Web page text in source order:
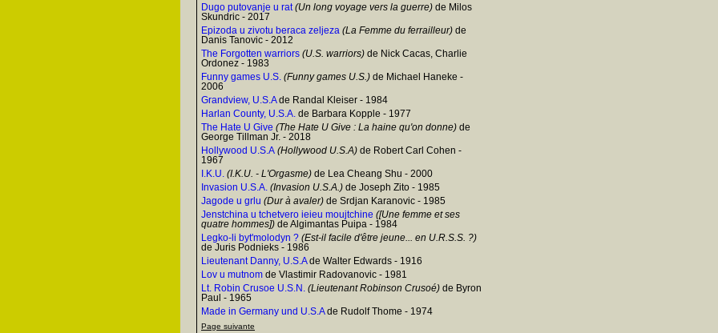
Dugo putovanje u rat(Un long voyage vers la guerre) de Milos
Skundric - 2017
Epizoda u zivotu beraca zeljeza (La Femme du ferrailleur) de
Danis Tanovic - 2012
The Forgotten warriors (U.S. warriors) de Nick Cacas, Charlie
Ordonez - 1983
Funny games U.S. (Funny games U.S.) de Michael Haneke -
2006
Grandview, U.S.Ade Randal Kleiser - 1984
Harlan County, U.S.A. de Barbara Kopple - 1977
The Hate U Give (The Hate U Give : La haine qu'on donne) de
George Tillman Jr. - 2018
Hollywood U.S.A (Hollywood U.S.A) de Robert Carl Cohen -
1967
I.K.U. (I.K.U. - L'Orgasme) de Lea Cheang Shu - 2000
Invasion U.S.A. (Invasion U.S.A.) de Joseph Zito - 1985
Jagode u grlu (Dur à avaler) de Srdjan Karanovic - 1985
Jenstchina u tchetvero ieieu moujtchine ([Une femme et ses
quatre hommes]) de Algimantas Puipa - 1984
Legko-li byt'molodyn ? (Est-il facile d'être jeune... en U.R.S.S. ?)
de Juris Podnieks - 1986
Lieutenant Danny, U.S.Ade Walter Edwards - 1916
Lov u mutnom de Vlastimir Radovanovic - 1981
Lt. Robin Crusoe U.S.N. (Lieutenant Robinson Crusoé) de Byron
Paul - 1965
Made in Germany und U.S.Ade Rudolf Thome - 1974
Page suivante